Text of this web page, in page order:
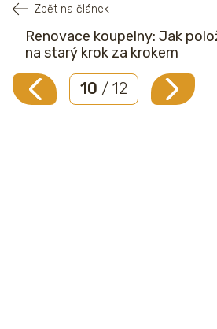
Zpět na článek
Renovace koupelny: Jak
na starý krok za krokem
10 / 12